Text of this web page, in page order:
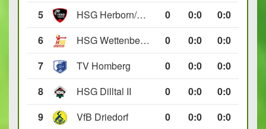
5
HSG Herborn/Seelbach 0 0:0
0:0
6
HSG Wettenberg III 0 0:0
0:0
7
TV Homberg 0 0:0
0:0
8
HSG Dilltal II 0 0:0
0:0
9
VfB Driedorf 0 0:0
0:0